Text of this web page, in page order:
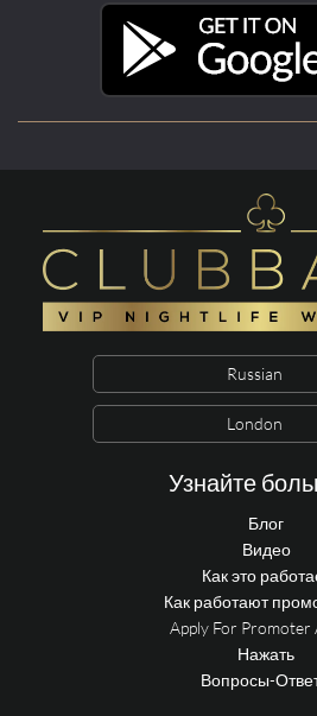
Russian
London
Узнайте
Блог
Видео
Как это
Как работают
Apply For Promoter
Нажать
Вопросы-